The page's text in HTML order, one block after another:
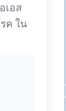
เอส
ค ใน